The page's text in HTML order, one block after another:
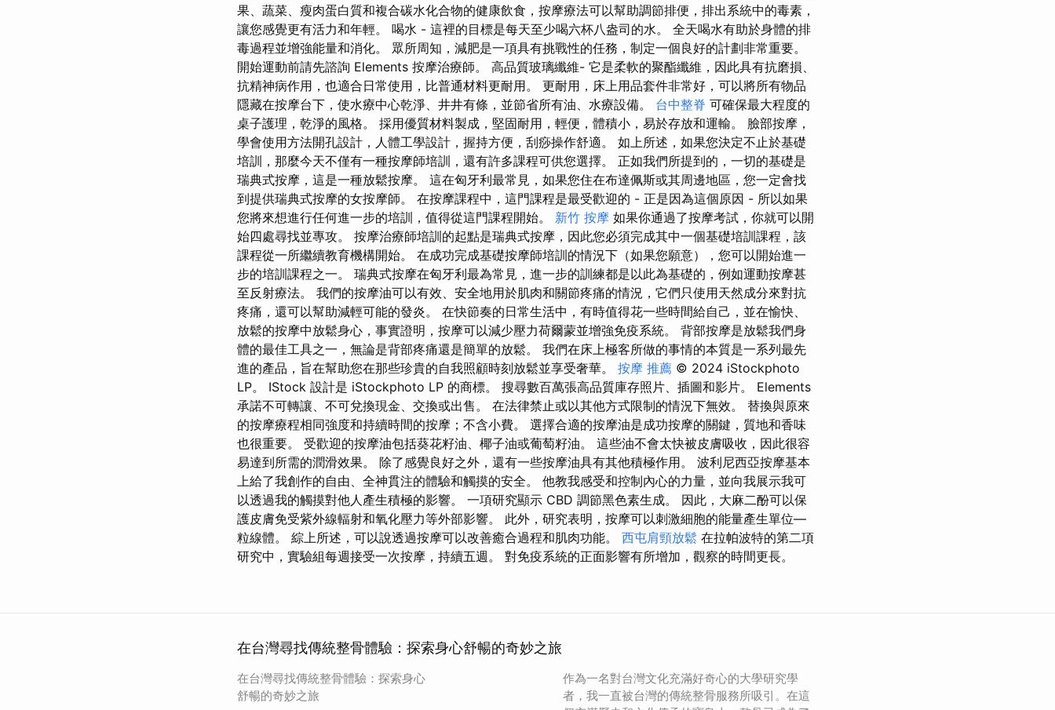
果、蔬菜、瘦肉蛋白質和複合碳水化合物的健康飲食，按摩療法可以幫助調節排便，排出系統中的毒素，
讓您感覺更有活力和年輕。 喝水 - 這裡的目標是每天至少喝六杯八盎司的水。 全天喝水有助於身體的排
毒過程並增強能量和消化。 眾所周知，減肥是一項具有挑戰性的任務，制定一個良好的計劃非常重要。
開始運動前請先諮詢 Elements 按摩治療師。 高品質玻璃纖維- 它是柔軟的聚酯纖維，因此具有抗磨損、
抗精神病作用，也適合日常使用，比普通材料更耐用。 更耐用，床上用品套件非常好，可以將所有物品
隱藏在按摩台下，使水療中心乾淨、井井有條，並節省所有油、水療設備。 台中整脊 可確保最大程度的
桌子護理，乾淨的風格。 採用優質材料製成，堅固耐用，輕便，體積小，易於存放和運輸。 臉部按摩，
學會使用方法開孔設計，人體工學設計，握持方便，刮痧操作舒適。 如上所述，如果您決定不止於基礎
培訓，那麼今天不僅有一種按摩師培訓，還有許多課程可供您選擇。 正如我們所提到的，一切的基礎是
瑞典式按摩，這是一種放鬆按摩。 這在匈牙利最常見，如果您住在布達佩斯或其周邊地區，您一定會找
到提供瑞典式按摩的女按摩師。 在按摩課程中，這門課程是最受歡迎的 - 正是因為這個原因 - 所以如果
您將來想進行任何進一步的培訓，值得從這門課程開始。 新竹 按摩 如果你通過了按摩考試，你就可以開
始四處尋找並專攻。 按摩治療師培訓的起點是瑞典式按摩，因此您必須完成其中一個基礎培訓課程，該
課程從一所繼續教育機構開始。 在成功完成基礎按摩師培訓的情況下（如果您願意），您可以開始進一
步的培訓課程之一。 瑞典式按摩在匈牙利最為常見，進一步的訓練都是以此為基礎的，例如運動按摩甚
至反射療法。 我們的按摩油可以有效、安全地用於肌肉和關節疼痛的情況，它們只使用天然成分來對抗
疼痛，還可以幫助減輕可能的發炎。 在快節奏的日常生活中，有時值得花一些時間給自己，並在愉快、
放鬆的按摩中放鬆身心，事實證明，按摩可以減少壓力荷爾蒙並增強免疫系統。 背部按摩是放鬆我們身
體的最佳工具之一，無論是背部疼痛還是簡單的放鬆。 我們在床上極客所做的事情的本質是一系列最先
進的產品，旨在幫助您在那些珍貴的自我照顧時刻放鬆並享受奢華。 按摩 推薦 © 2024 iStockphoto
LP。 IStock 設計是 iStockphoto LP 的商標。 搜尋數百萬張高品質庫存照片、插圖和影片。 Elements
承諾不可轉讓、不可兌換現金、交換或出售。 在法律禁止或以其他方式限制的情況下無效。 替換與原來
的按摩療程相同強度和持續時間的按摩；不含小費。 選擇合適的按摩油是成功按摩的關鍵，質地和香味
也很重要。 受歡迎的按摩油包括葵花籽油、椰子油或葡萄籽油。 這些油不會太快被皮膚吸收，因此很容
易達到所需的潤滑效果。 除了感覺良好之外，還有一些按摩油具有其他積極作用。 波利尼西亞按摩基本
上給了我創作的自由、全神貫注的體驗和觸摸的安全。 他教我感受和控制內心的力量，並向我展示我可
以透過我的觸摸對他人產生積極的影響。 一項研究顯示 CBD 調節黑色素生成。 因此，大麻二酚可以保
護皮膚免受紫外線輻射和氧化壓力等外部影響。 此外，研究表明，按摩可以刺激細胞的能量產生單位—
粒線體。 綜上所述，可以說透過按摩可以改善癒合過程和肌肉功能。 西屯肩頸放鬆 在拉帕波特的第二項
研究中，實驗組每週接受一次按摩，持續五週。 對免疫系統的正面影響有所增加，觀察的時間更長。
在台灣尋找傳統整骨體驗：探索身心舒暢的奇妙之旅
在台灣尋找傳統整骨體驗：探索身心
舒暢的奇妙之旅
作為一名對台灣文化充滿好奇心的大學研究學
者，我一直被台灣的傳統整骨服務所吸引。在這